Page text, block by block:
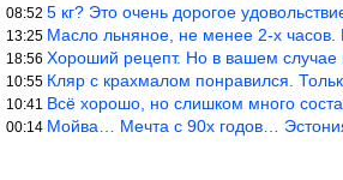
08:52 5 кг? Это очень дорогое удовольствие,
13:25 Масло льняное, не менее 2-х часов.
18:56 Хороший рецепт. Но в вашем случае
10:55 Кляр с крахмалом понравился. Только я
10:41 Всё хорошо, но слишком много
00:14 Мойва… Мечта с 90х годов…